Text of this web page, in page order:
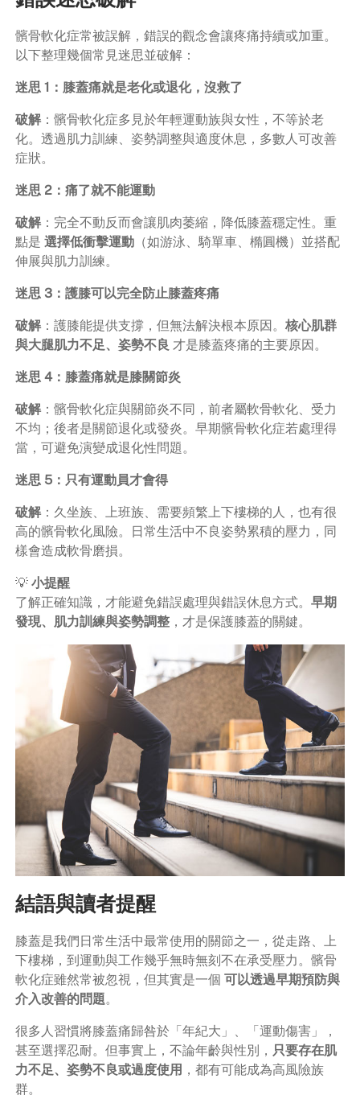
髕骨軟化症常被誤解，錯誤的觀念會讓疼痛持續或加重。
以下整理幾個常見迷思並破解：
迷思 1：膝蓋痛就是老化或退化，沒救了
破解：髕骨軟化症多見於年輕運動族與女性，不等於老
化。透過肌力訓練、姿勢調整與適度休息，多數人可改善
症狀。
迷思 2：痛了就不能運動
破解：完全不動反而會讓肌肉萎縮，降低膝蓋穩定性。重
點是 選擇低衝擊運動（如游泳、騎單車、橢圓機）並搭配
伸展與肌力訓練。
迷思 3：護膝可以完全防止膝蓋疼痛
破解：護膝能提供支撐，但無法解決根本原因。 核心肌群
與大腿肌力不足、姿勢不良 才是膝蓋疼痛的主要原因。
迷思 4：膝蓋痛就是膝關節炎
破解：髕骨軟化症與關節炎不同，前者屬軟骨軟化、受力
不均；後者是關節退化或發炎。早期髕骨軟化症若處理得
當，可避免演變成退化性問題。
迷思 5：只有運動員才會得
破解：久坐族、上班族、需要頻繁上下樓梯的人，也有很
高的髕骨軟化風險。日常生活中不良姿勢累積的壓力，同
樣會造成軟骨磨損。
💡 小提醒
了解正確知識，才能避免錯誤處理與錯誤休息方式。 早期
發現、肌力訓練與姿勢調整，才是保護膝蓋的關鍵。
結語與讀者提醒
膝蓋是我們日常生活中最常使用的關節之一，從走路、上
下樓梯，到運動與工作幾乎無時無刻不在承受壓力。髕骨
軟化症雖然常被忽視，但其實是一個 可以透過早期預防與
介入改善的問題。
很多人習慣將膝蓋痛歸咎於「年紀大」、「運動傷害」，
甚至選擇忍耐。但事實上，不論年齡與性別， 只要存在肌
力不足、姿勢不良或過度使用 ，都有可能成為高風險族
群。